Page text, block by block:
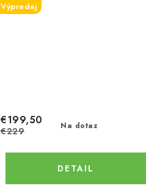
Výpredaj
Na dotaz
€199,50
€229
DETAIL